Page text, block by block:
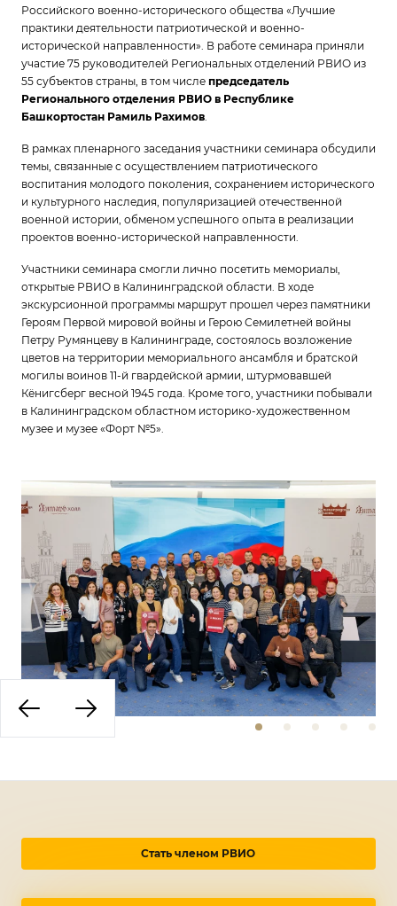
Российского военно-исторического общества «Лучшие
практики деятельности патриотической и военно-
исторической направленности». В работе семинара приняли
участие 75 руководителей Региональных отделений РВИО из
55 субъектов страны, в том числе председатель
Регионального отделения РВИО в Республике
Башкортостан Рамиль Рахимов.
В рамках пленарного заседания участники семинара обсудили
темы, связанные с осуществлением патриотического
воспитания молодого поколения, сохранением исторического
и культурного наследия, популяризацией отечественной
военной истории, обменом успешного опыта в реализации
проектов военно-исторической направленности.
Участники семинара смогли лично посетить мемориалы,
открытые РВИО в Калининградской области. В ходе
экскурсионной программы маршрут прошел через памятники
Героям Первой мировой войны и Герою Семилетней войны
Петру Румянцеву в Калининграде, состоялось возложение
цветов на территории мемориального ансамбля и братской
могилы воинов 11-й гвардейской армии, штурмовавшей
Кёнигсберг весной 1945 года. Кроме того, участники побывали
в Калининградском областном историко-художественном
музее и музее «Форт №5».
Стать членом РВИО